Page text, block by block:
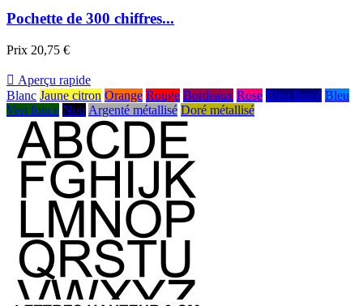
Pochette de 300 chiffres...
Prix 20,75 €
 Aperçu rapide
Blanc Jaune citron Orange Rouge Bordeaux Rose Bleu foncé Bleu
Vert fonce Noir Argenté métallisé Doré métallisé